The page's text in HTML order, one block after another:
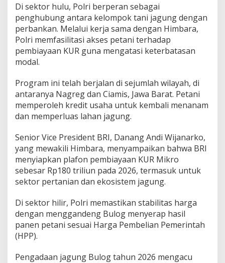
Di sektor hulu, Polri berperan sebagai
penghubung antara kelompok tani jagung dengan
perbankan. Melalui kerja sama dengan Himbara,
Polri memfasilitasi akses petani terhadap
pembiayaan KUR guna mengatasi keterbatasan
modal.
Program ini telah berjalan di sejumlah wilayah, di
antaranya Nagreg dan Ciamis, Jawa Barat. Petani
memperoleh kredit usaha untuk kembali menanam
dan memperluas lahan jagung.
Senior Vice President BRI, Danang Andi Wijanarko,
yang mewakili Himbara, menyampaikan bahwa BRI
menyiapkan plafon pembiayaan KUR Mikro
sebesar Rp180 triliun pada 2026, termasuk untuk
sektor pertanian dan ekosistem jagung.
Di sektor hilir, Polri memastikan stabilitas harga
dengan menggandeng Bulog menyerap hasil
panen petani sesuai Harga Pembelian Pemerintah
(HPP).
Pengadaan jagung Bulog tahun 2026 mengacu